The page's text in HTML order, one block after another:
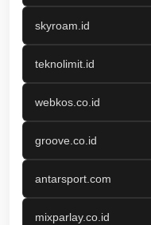
skyroam.id
teknolimit.id
webkos.co.id
groove.co.id
antarsport.com
mixparlay.co.id